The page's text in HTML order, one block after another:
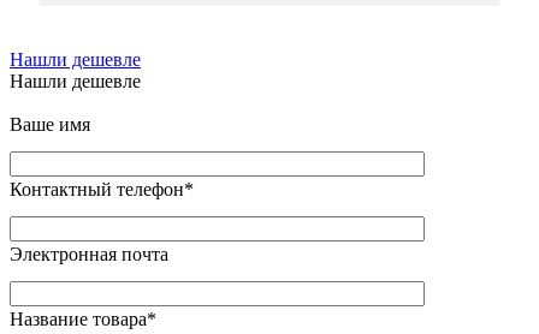
Нашли дешевле
Нашли дешевле
Ваше имя
Контактный телефон*
Электронная почта
Название товара*